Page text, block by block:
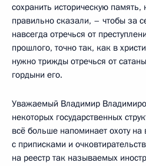
сохранить историческую
правильно сказали, – чтобы за
навсегда отречься от
прошлого, точно так, как в
нужно трижды отречься от
гордыни его.
Уважаемый Владимир
некоторых государственных
всё больше напоминает охоту
с приписками и
на реестр так называемых